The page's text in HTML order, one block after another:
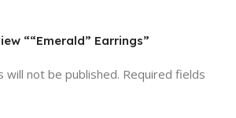
““Emerald” Earrings”
will not be published. Required fields